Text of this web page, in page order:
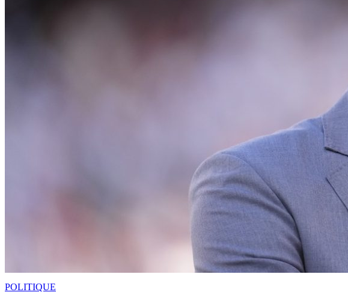
POLITIQUE